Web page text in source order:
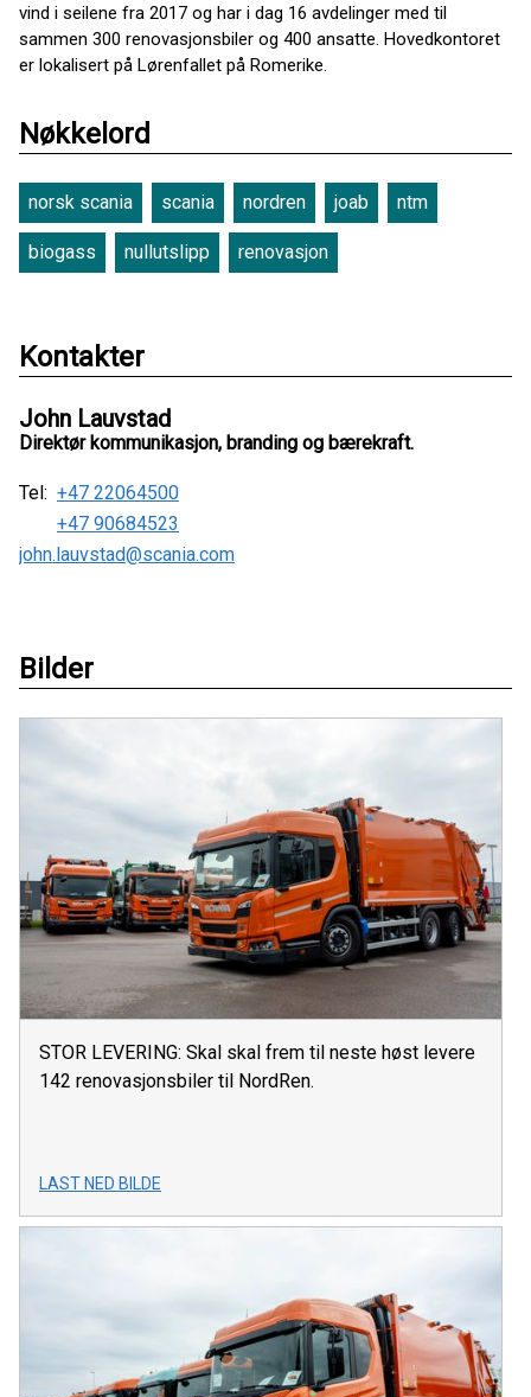
vind i seilene fra 2017 og har i dag 16 avdelinger med til
sammen 300 renovasjonsbiler og 400 ansatte. Hovedkontoret
er lokalisert på Lørenfallet på Romerike.
Nøkkelord
norsk scania scania nordren joab ntm
biogass nullutslipp renovasjon
Kontakter
John Lauvstad
Direktør kommunikasjon, branding og bærekraft.
Tel: +47 22064500
+47 90684523
john.lauvstad@scania.com
Bilder
STOR LEVERING: Skal skal frem til neste høst levere
142 renovasjonsbiler til NordRen.
LAST NED BILDE